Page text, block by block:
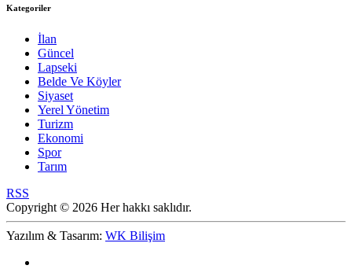
Kategoriler
İlan
Güncel
Lapseki
Belde Ve Köyler
Siyaset
Yerel Yönetim
Turizm
Ekonomi
Spor
Tarım
RSS
Copyright © 2026 Her hakkı saklıdır.
Yazılım & Tasarım: WK Bilişim